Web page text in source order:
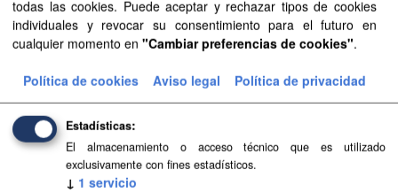
Etiquetas: cartografía
Licencias:
Base Topográfica a escala 1:5.000 de Canarias
(2004-2006)
todas las cookies. Puede aceptar y rechazar tipos de cookies
individuales y revocar su consentimiento para el futuro en
cualquier momento en "Cambiar preferencias de cookies".
Política de cookies Aviso legal Política de privacidad
Estadísticas
El almacenamiento o acceso técnico que es utilizado
exclusivamente con fines estadísticos.
↓ 1 servicio